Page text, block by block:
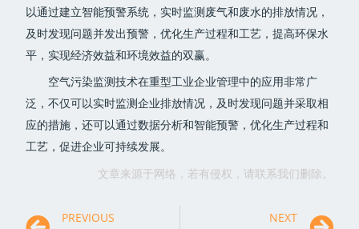
以通过建立智能预警系统，实时监测废气和废水的排放情况，
及时发现问题并发出预警，优化生产过程和工艺，提高环保水
平，实现经济效益和环境效益的双赢。
空气污染监测技术在重型工业企业管理中的应用非常广
泛，不仅可以实时监测企业排放情况，及时发现问题并采取相
应的措施，还可以通过数据分析和智能预警，优化生产过程和
工艺，促进企业可持续发展。
文章来源于网络，若有侵权，请联系我们删除。
PREVIOUS
NEXT